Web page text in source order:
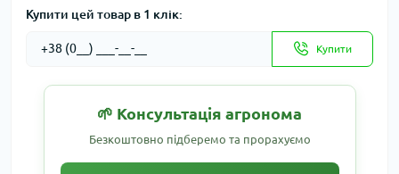
Купити цей товар в 1 клік:
Купити
🌱 Консультація агронома
Безкоштовно підберемо та прорахуємо